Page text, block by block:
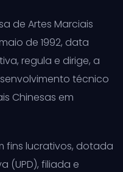
de Artes Marciais
de 1992, data
regula e dirige, a
técnico
Chinesas em
fins lucrativos, dotada
(UPD), filiada e